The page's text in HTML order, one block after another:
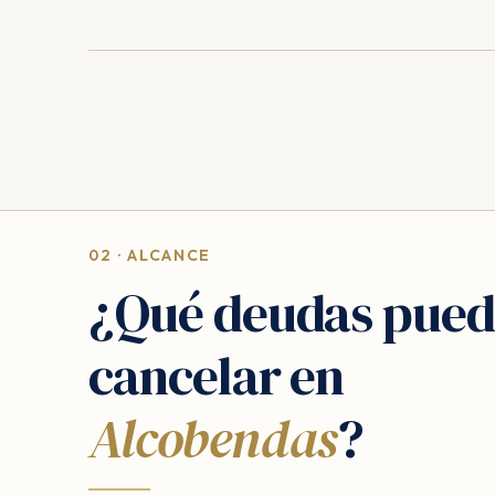
02 · ALCANCE
¿Qué deudas
cancelar en
Alcobendas?